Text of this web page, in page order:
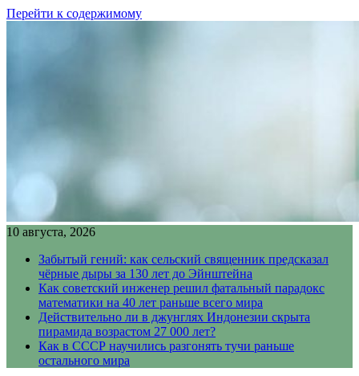
Перейти к содержимому
10 августа, 2026
Забытый гений: как сельский священник предсказал
чёрные дыры за 130 лет до Эйнштейна
Как советский инженер решил фатальный парадокс
математики на 40 лет раньше всего мира
Действительно ли в джунглях Индонезии скрыта
пирамида возрастом 27 000 лет?
Как в СССР научились разгонять тучи раньше
остального мира